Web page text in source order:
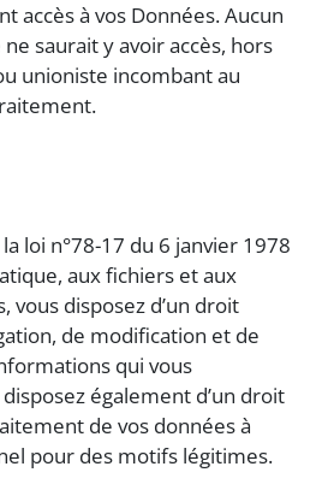
accès à vos Données. Aucun
saurait y avoir accès, hors
unioniste incombant au
loi n°78-17 du 6 janvier 1978
aux fichiers et aux
vous disposez d’un droit
de modification et de
qui vous
également d’un droit
de vos données à
pour des motifs légitimes.